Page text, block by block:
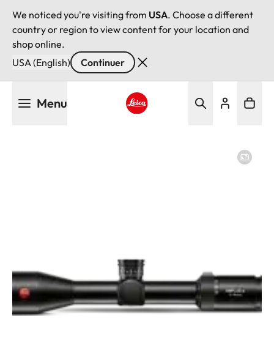
We noticed you're visiting from USA. Choose a different
country or region to view content for your location and
shop online.
USA (English)
Continuer
Menu